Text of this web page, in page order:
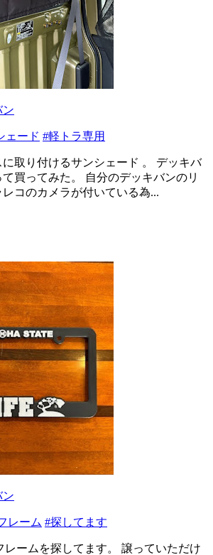
ン
ェード #軽トラ専用
取り付けるサンシェード 。 デッキバ
買ってみた。 自分のデッキバンのリ
コのカメラが付いている為...
ン
レーム #探してます
ームを探してます。 譲っていただけ